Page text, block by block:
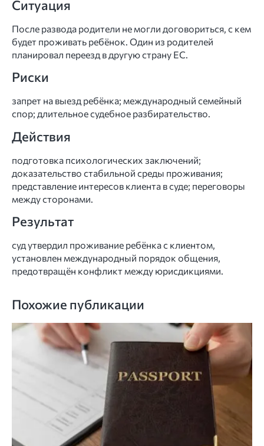
Ситуация
После развода родители не могли договориться, с кем
будет проживать ребёнок. Один из родителей
планировал переезд в другую страну ЕС.
Риски
запрет на выезд ребёнка; международный семейный
спор; длительное судебное разбирательство.
Действия
подготовка психологических заключений;
доказательство стабильной среды проживания;
представление интересов клиента в суде; переговоры
между сторонами.
Результат
суд утвердил проживание ребёнка с клиентом,
установлен международный порядок общения,
предотвращён конфликт между юрисдикциями.
Похожие публикации